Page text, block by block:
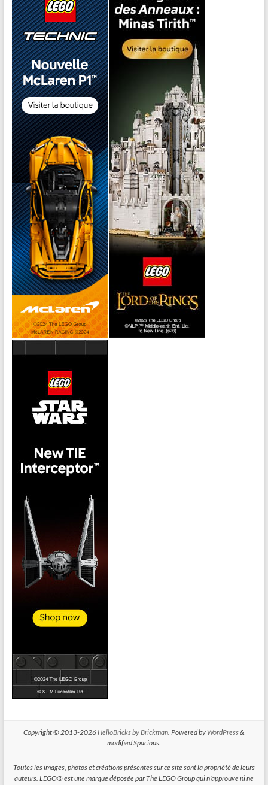
Copyright © 2013-2026HelloBricks by Brickman. Powered by WordPress&
modified Spacious.
Toutes les images, photos et créations présentes sur ce site sont la propriété de leurs
auteurs. LEGO® est une marque déposée par The LEGO Group qui n'approuve ni ne